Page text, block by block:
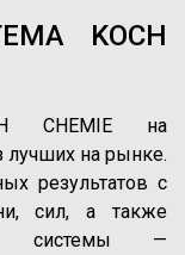
KOCH
CHEMIE на
лучших на рынке.
результатов с
сил, а также
системы —